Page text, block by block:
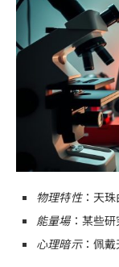
物理特性：天
能量場：某些
心理暗示：佩